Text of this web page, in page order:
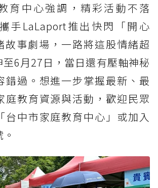
育中心強調，精彩活動不落
手LaLaport推出快閃「開心
故事劇場，一路將這股情緒超
6月27日，當日還有壓軸神秘
錯過。想進一步掌握最新、最
庭教育資源與活動，歡迎民眾
台中市家庭教育中心」或加入